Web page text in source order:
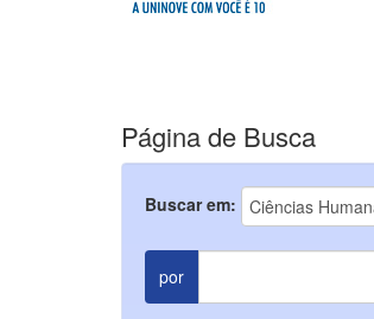
Página de Busca
Buscar em:
por